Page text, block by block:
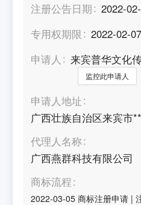
注册公告日期
2022-
专用权期限
2022-02-
申请人
来宾普华文化
监控此申请人
申请人地址
广西壮族自治区来宾市
代理人名称
广西燕群科技有限公司
商标流程
2022-03-05 商标注册申请 |